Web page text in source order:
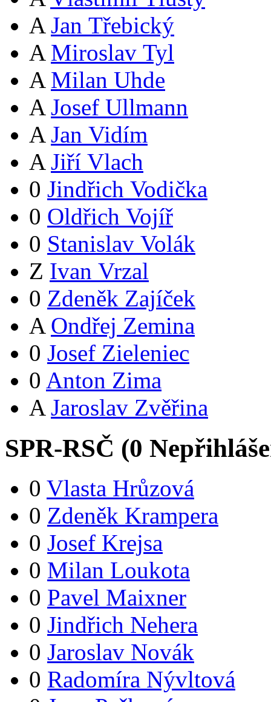
A Jan Třebický
A Miroslav Tyl
A Milan Uhde
A Josef Ullmann
A Jan Vidím
A Jiří Vlach
0 Jindřich Vodička
0 Oldřich Vojíř
0 Stanislav Volák
Z Ivan Vrzal
0 Zdeněk Zajíček
A Ondřej Zemina
0 Josef Zieleniec
0 Anton Zima
A Jaroslav Zvěřina
SPR-RSČ (0
0 Vlasta Hrůzová
0 Zdeněk Krampera
0 Josef Krejsa
0 Milan Loukota
0 Pavel Maixner
0 Jindřich Nehera
0 Jaroslav Novák
0 Radomíra Nývltová